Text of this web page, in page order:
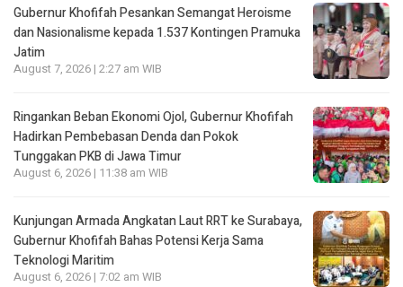
Gubernur Khofifah Pesankan Semangat Heroisme
dan Nasionalisme kepada 1.537 Kontingen Pramuka
Jatim
August 7, 2026 | 2:27 am WIB
Ringankan Beban Ekonomi Ojol, Gubernur Khofifah
Hadirkan Pembebasan Denda dan Pokok
Tunggakan PKB di Jawa Timur
August 6, 2026 | 11:38 am WIB
Kunjungan Armada Angkatan Laut RRT ke Surabaya,
Gubernur Khofifah Bahas Potensi Kerja Sama
Teknologi Maritim
August 6, 2026 | 7:02 am WIB